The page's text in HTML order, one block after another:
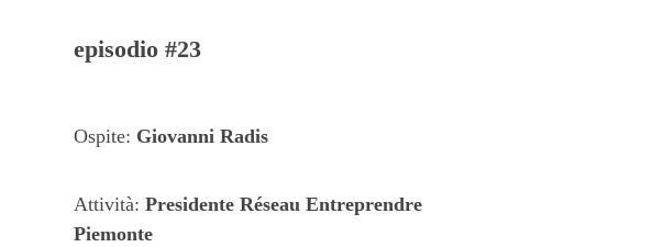
episodio #23
Ospite: Giovanni Radis
Attività:Presidente Réseau Entreprendre
Piemonte